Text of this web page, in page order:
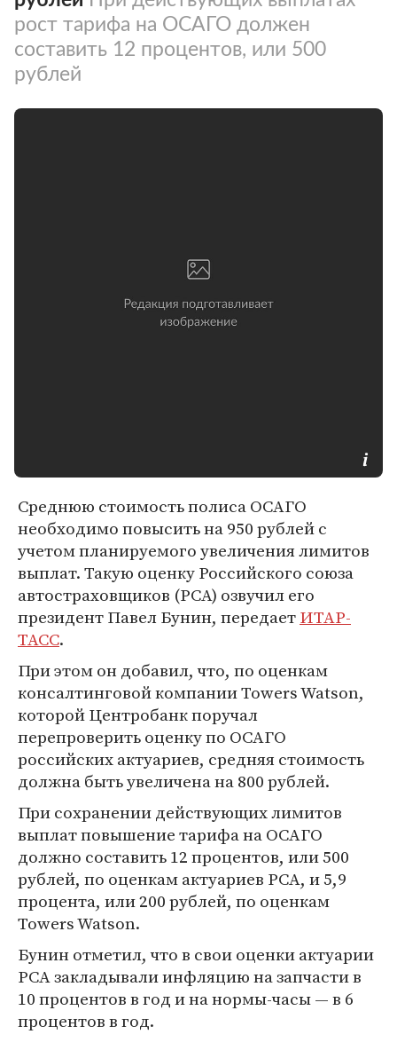
рост тарифа на ОСАГО должен
составить 12 процентов, или 500
рублей
Среднюю стоимость полиса ОСАГО
необходимо повысить на 950 рублей с
учетом планируемого увеличения лимитов
выплат. Такую оценку Российского союза
автостраховщиков (РСА) озвучил его
президент Павел Бунин, передаетИТАР-
ТАСС.
При этом он добавил, что, по оценкам
консалтинговой компании Towers Watson,
которой Центробанк поручал
перепроверить оценку по ОСАГО
российских актуариев, средняя стоимость
должна быть увеличена на 800 рублей.
При сохранении действующих лимитов
выплат повышение тарифа на ОСАГО
должно составить 12 процентов, или 500
рублей, по оценкам актуариев РСА, и 5,9
процента, или 200 рублей, по оценкам
Towers Watson.
Бунин отметил, что в свои оценки актуарии
РСА закладывали инфляцию на запчасти в
10 процентов в год и на нормы-часы — в 6
процентов в год.